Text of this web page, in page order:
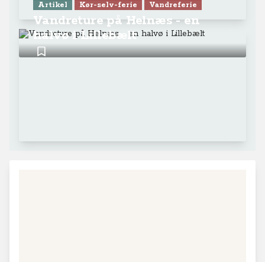
Artikel Kør-selv-ferie Vandreferie
Vandreture på Helnæs - en
halvø i Lillebælt